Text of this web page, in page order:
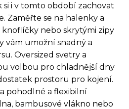
si i v tomto období zachovat
Zaměřte se na halenky a
knoflíčky nebo skrytými zipy
vám umožní snadný a
Oversized svetry a
volbou pro chladnější dny
prostoru pro kojení.
pohodlné a flexibilní
bambusové vlákno nebo